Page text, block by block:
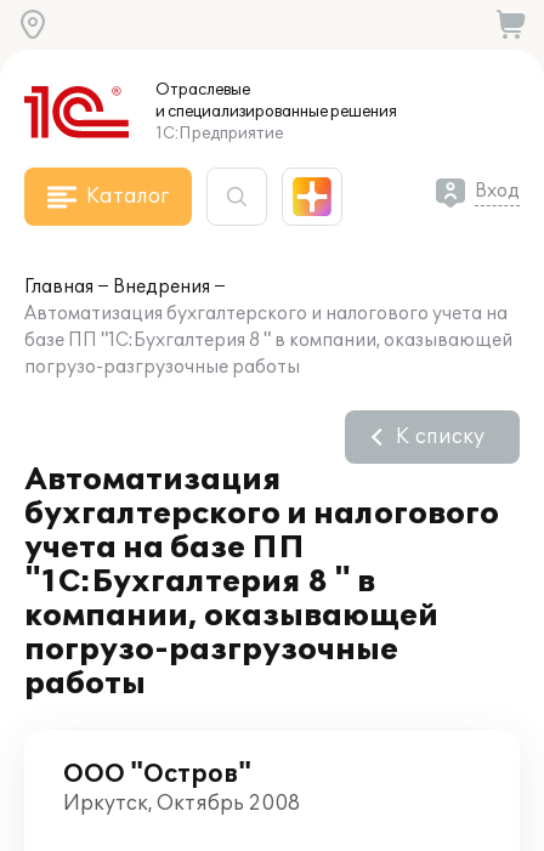
Отраслевые
и специализированныерешения
1С:Предприятие
Каталог Вход
Главная
Внедрения
Автоматизация бухгалтерского и налогового учета на
базе ПП "1С:Бухгалтерия 8 " в компании, оказывающей
погрузо-разгрузочные работы
Автоматизация
бухгалтерского и налогового
учета на базе ПП
"1С:Бухгалтерия 8 " в
компании, оказывающей
погрузо-разгрузочные
работы
К списку
ООО "Остров"
Иркутск, Октябрь 2008